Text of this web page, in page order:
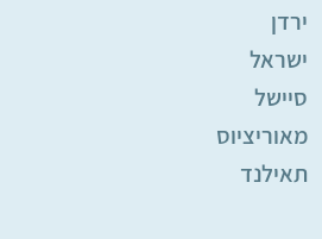
ירדן
ישראל
סיישל
מאוריציוס
תאילנד